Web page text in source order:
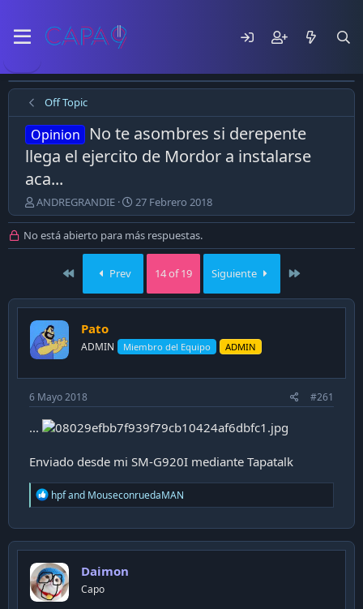
Off Topic
Opinion
No te asombres si derepente
llega el ejercito de Mordor a instalarse
aca...
E
m
p
e
l
t
e
m
a
ANDREGRANDIE
F
e
c
h
p
l
c
c
ó
27 Febrero 2018
No está abierto para más respuestas.
First Prev 14 of 19 Siguiente
Pato
ADMIN Miembro del Equipo ADMIN
6 Mayo 2018 #261
...
Enviado desde mi SM-G920I mediante Tapatalk
R
e
c
t
o
n
s
hpfand MouseconruedaMAN
Daimon
Capo